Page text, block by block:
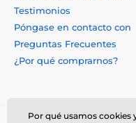
Testimonios
Póngase en contacto con
Preguntas Frecuentes
¿Por qué comprarnos?
Por qué usamos cookies